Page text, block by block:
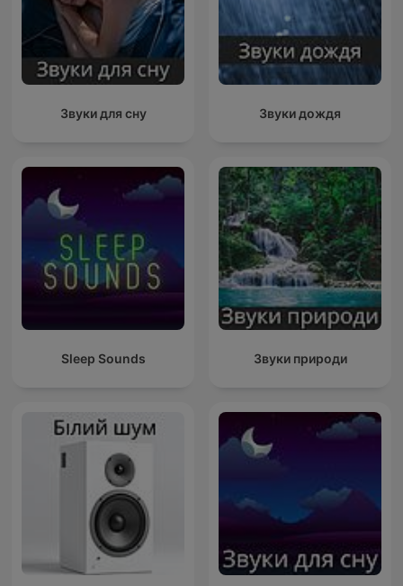
Звуки для сну Звуки дождя
Sleep Sounds Звуки природи